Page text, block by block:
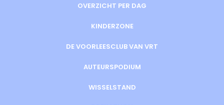
OVERZICHT PER DAG
KINDERZONE
DE VOORLEESCLUB VAN VRT
AUTEURSPODIUM
WISSELSTAND